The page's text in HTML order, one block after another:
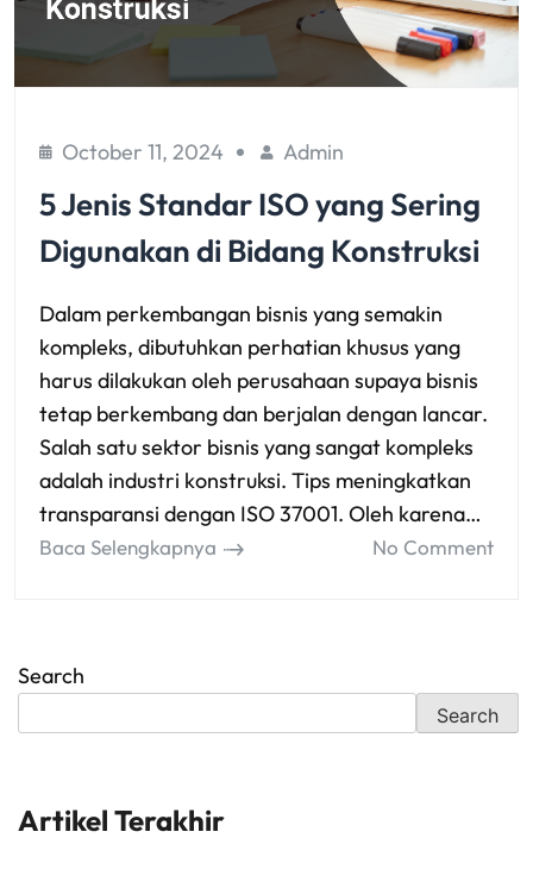
October 11, 2024 Admin
5 Jenis Standar ISO yang Sering
Digunakan di Bidang Konstruksi
Dalam perkembangan bisnis yang semakin
kompleks, dibutuhkan perhatian khusus yang
harus dilakukan oleh perusahaan supaya bisnis
tetap berkembang dan berjalan dengan lancar.
Salah satu sektor bisnis yang sangat kompleks
adalah industri konstruksi. Tips meningkatkan
transparansi dengan ISO 37001. Oleh karena…
Baca Selengkapnya No Comment
Search
Search
Artikel Terakhir